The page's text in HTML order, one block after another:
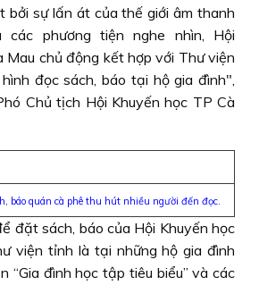
bởi sự lấn át của thế giới âm thanh
phương tiện nghe nhìn, Hội
Mau chủ động kết hợp với Thư viện
đọc sách, báo tại hộ gia đình",
Chủ tịch Hội Khuyến học TP Cà
báo quán cà phê thu hút nhiều người đến đọc.
đặt sách, báo của Hội Khuyến học
viện tỉnh là tại những hộ gia đình
“Gia đình học tập tiêu biểu” và các